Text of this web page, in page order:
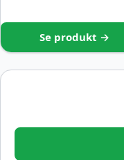
Se produkt →